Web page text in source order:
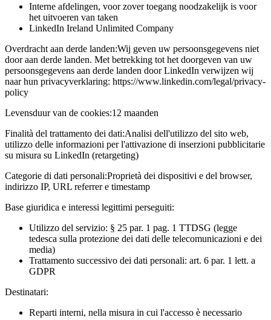
Interne afdelingen, voor zover toegang noodzakelijk is voor
het uitvoeren van taken
LinkedIn Ireland Unlimited Company
Overdracht aan derde landen:Wij geven uw persoonsgegevens niet
door aan derde landen. Met betrekking tot het doorgeven van uw
persoonsgegevens aan derde landen door LinkedIn verwijzen wij
naar hun privacyverklaring: https://www.linkedin.com/legal/privacy-
policy
Levensduur van de cookies:12 maanden
Finalità del trattamento dei dati:Analisi dell'utilizzo del sito web,
utilizzo delle informazioni per l'attivazione di inserzioni pubblicitarie
su misura su LinkedIn (retargeting)
Categorie di dati personali:Proprietà dei dispositivi e del browser,
indirizzo IP, URL referrer e timestamp
Base giuridica e interessi legittimi perseguiti:
Utilizzo del servizio: § 25 par. 1 pag. 1 TTDSG (legge
tedesca sulla protezione dei dati delle telecomunicazioni e dei
media)
Trattamento successivo dei dati personali: art. 6 par. 1 lett. a
GDPR
Destinatari:
Reparti interni, nella misura in cui l'accesso è necessario